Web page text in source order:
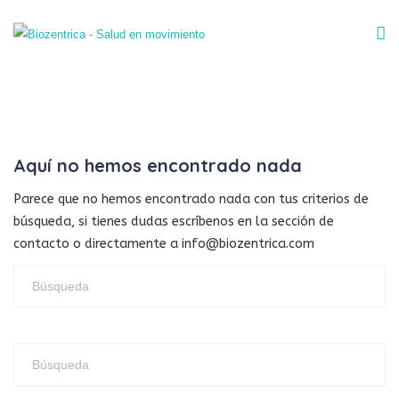
Aquí no hemos encontrado nada
Parece que no hemos encontrado nada con tus criterios de
búsqueda, si tienes dudas escríbenos en la sección de
contacto o directamente a info@biozentrica.com